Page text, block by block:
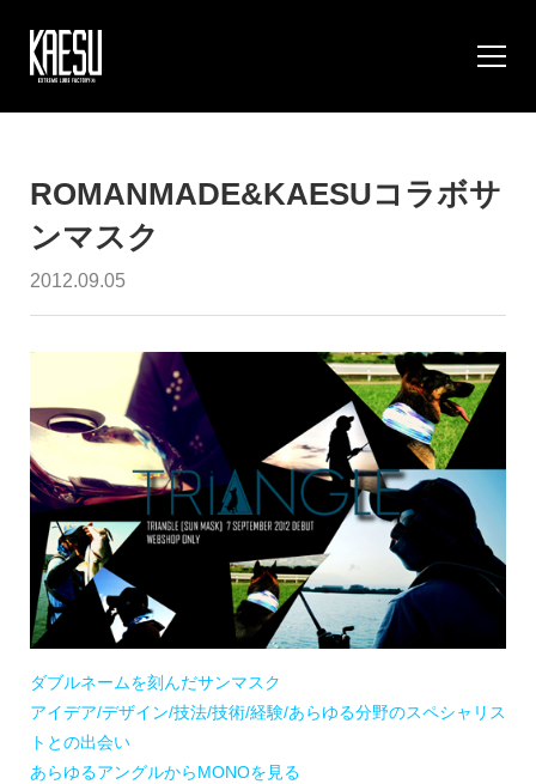
ROMANMADE&KAESUコラボサ
ンマスク
2012.09.05
ダブルネームを刻んだサンマスク
アイデア/デザイン/技法/技術/経験/あらゆる分野のスペシャリス
トとの出会い
あらゆるアングルからMONOを見る